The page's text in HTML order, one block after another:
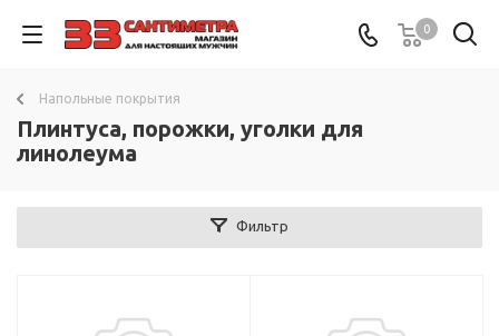
0
Напольные покрытия
Плинтуса, порожки, уголки для
линолеума
Фильтр